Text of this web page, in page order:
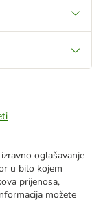
oglašavanje
u bilo kojem
prijenosa,
možete